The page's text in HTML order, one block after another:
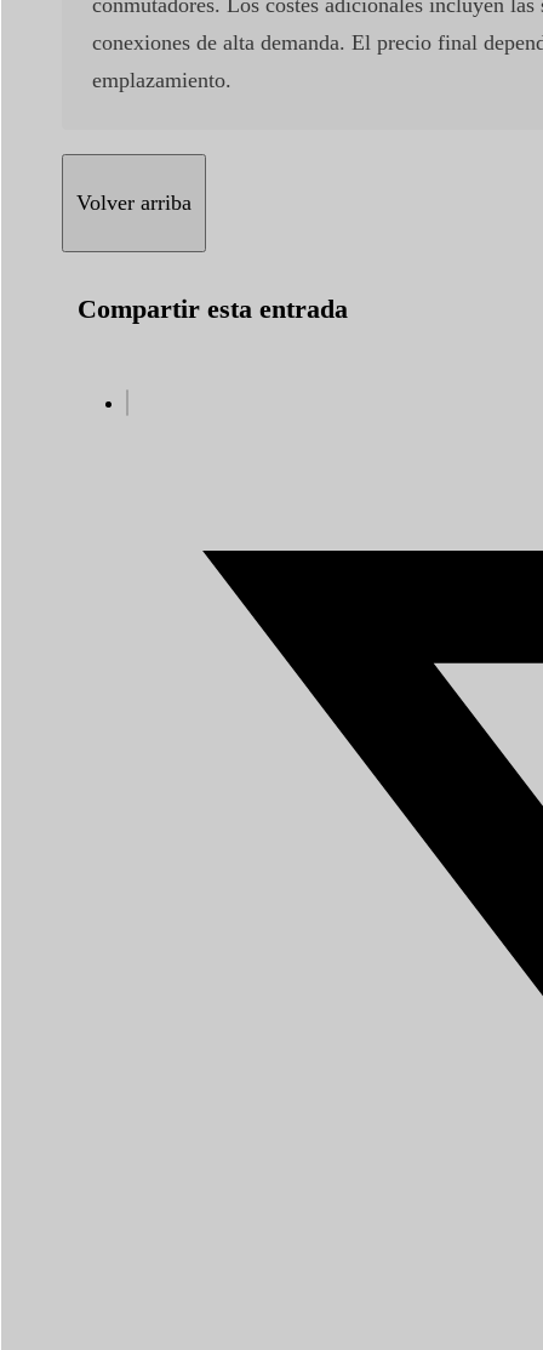
conexiones de alta demanda. El precio final
emplazamiento.
Volver arriba
Compartir esta entrada